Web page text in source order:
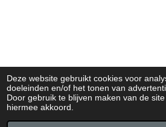
Deze website gebruikt cookies voor
doeleinden en/of het tonen van
Door gebruik te blijven maken van de
hiermee akkoord.